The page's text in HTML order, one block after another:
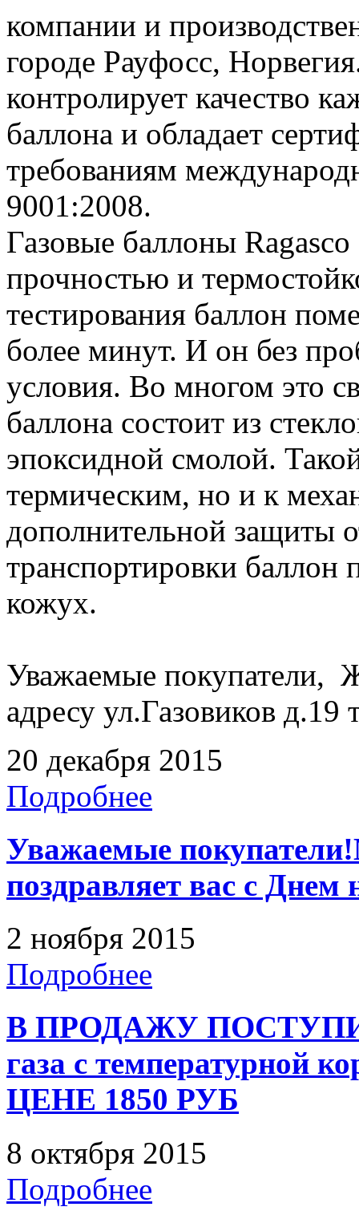
компании и
городе Рауфосс,
контролирует качество
баллона и обладает
требованиям
9001:2008.
Газовые баллоны
прочностью и
тестирования баллон
более минут. И он без
условия. Во многом это
баллона состоит из
эпоксидной смолой.
термическим, но и к
дополнительной защиты
транспортировки
кожух.
Уважаемые покупатели,
адресу ул.Газовиков д.19
20 декабря 2015
Подробнее
Уважаемые
поздравляет вас с Днем
2 ноября 2015
Подробнее
В ПРОДАЖУ
газа с температурной
ЦЕНЕ 1850 РУБ
8 октября 2015
Подробнее